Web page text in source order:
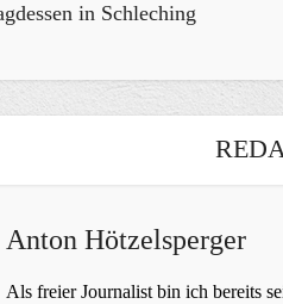
in Schleching
Anton Hötzelsperger
Als freier Journalist bin ich bereits